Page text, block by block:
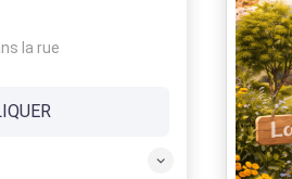
la rue